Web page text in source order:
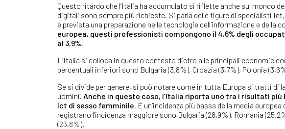
Questo ritardo che l’Italia ha accumulato si riflette anche sul mondo
digitali sono sempre più richieste. Si parla delle figure di specialisti
è prevista una preparazione nelle tecnologie dell’informazione e della
europea, questi professionisti compongono il 4,6% degli
al 3,9%.
L’Italia si colloca in questo contesto dietro alle principali economie
percentuali inferiori sono Bulgaria (3,8%), Croazia (3,7%), Polonia
Se si divide per genere, si può notare come in tutta Europa si tratti di
uomini. Anche in questo caso, l’Italia riporta uno tra i risultati più
Ict di sesso femminile. È un’incidenza più bassa della media
registrano l’incidenza maggiore sono Bulgaria (28,9%), Romania
(23,8%).